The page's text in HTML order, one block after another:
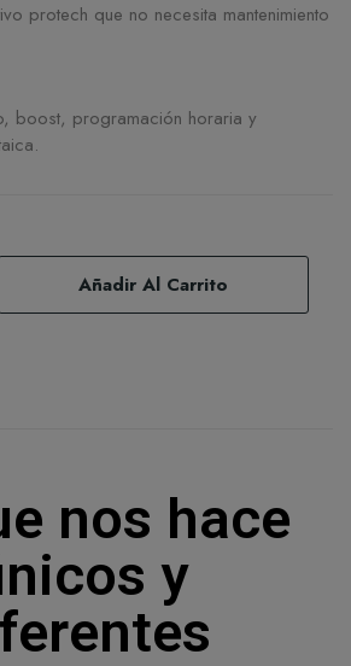
protech que no necesita mantenimiento
boost, programación horaria y
Añadir Al Carrito
nos hace
y